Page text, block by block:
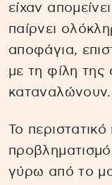
είχαν
παίρνει
αποφάγια,
με τη φίλη της
καταναλώνουν.
Το
γύρω από το